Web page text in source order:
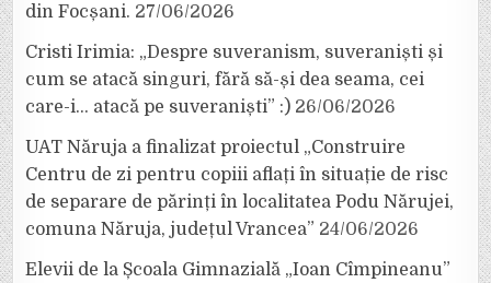
din Focșani. 27/06/2026
Cristi Irimia: „Despre suveranism, suveraniști și
cum se atacă singuri, fără să-și dea seama, cei
care-i… atacă pe suveraniști” :) 26/06/2026
UAT Năruja a finalizat proiectul „Construire
Centru de zi pentru copiii aflați în situație de risc
de separare de părinți în localitatea Podu Nărujei,
comuna Năruja, județul Vrancea” 24/06/2026
Elevii de la Școala Gimnazială „Ioan Cîmpineanu”